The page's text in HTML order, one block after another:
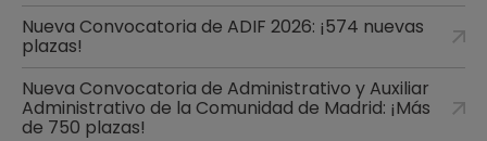
Nueva Convocatoria de ADIF 2026: ¡574 nuevas
plazas!
Nueva Convocatoria de Administrativo y Auxiliar
Administrativo de la Comunidad de Madrid: ¡Más
de 750 plazas!